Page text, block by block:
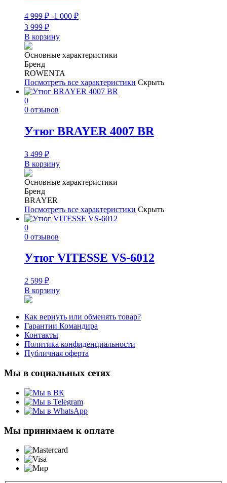
4 999 ₽ -1 000 ₽
3 999 ₽
В корзину
Основные характеристики
Бренд
ROWENTA
Посмотреть все характеристики Скрыть
0
0 отзывов
Утюг BRAYER 4007 BR
3 499 ₽
В корзину
Основные характеристики
Бренд
BRAYER
Посмотреть все характеристики Скрыть
0
0 отзывов
Утюг VITESSE VS-6012
2 599 ₽
В корзину
Как вернуть или обменять товар?
Гарантии Командира
Контакты
Политика конфиденциальности
Публичная оферта
Мы в социальных сетях
Мы принимаем к оплате